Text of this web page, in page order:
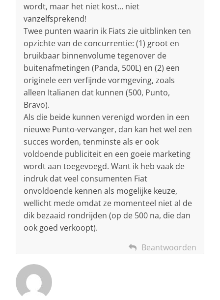
wordt, maar het niet kost… niet
vanzelfsprekend!
Twee punten waarin ik Fiats zie uitblinken ten
opzichte van de concurrentie: (1) groot en
bruikbaar binnenvolume tegenover de
buitenafmetingen (Panda, 500L) en (2) een
originele een verfijnde vormgeving, zoals
alleen Italianen dat kunnen (500, Punto,
Bravo).
Als die beide kunnen verenigd worden in een
nieuwe Punto-vervanger, dan kan het wel een
succes worden, tenminste als er ook
voldoende publiciteit en een goeie marketing
wordt aan toegevoegd. Want ik heb vaak de
indruk dat veel consumenten Fiat
onvoldoende kennen als mogelijke keuze,
wellicht mede omdat ze momenteel niet al de
dik bezaaid rondrijden (op de 500 na, die dan
ook goed verkoopt).
Beantwoorden